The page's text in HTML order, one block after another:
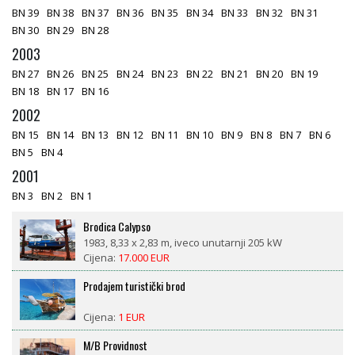
BN 39 BN 38 BN 37 BN 36 BN 35 BN 34 BN 33 BN 32 BN 31
BN 30 BN 29 BN 28
2003
BN 27 BN 26 BN 25 BN 24 BN 23 BN 22 BN 21 BN 20 BN 19
BN 18 BN 17 BN 16
2002
BN 15 BN 14 BN 13 BN 12 BN 11 BN 10 BN 9 BN 8 BN 7 BN 6
BN 5
BN 4
2001
BN 3 BN 2 BN 1
Brodica Calypso
1983, 8,33 x 2,83 m, iveco unutarnji 205 kW
Cijena: 17.000 EUR
Prodajem turistički brod
Cijena: 1 EUR
M/B Providnost